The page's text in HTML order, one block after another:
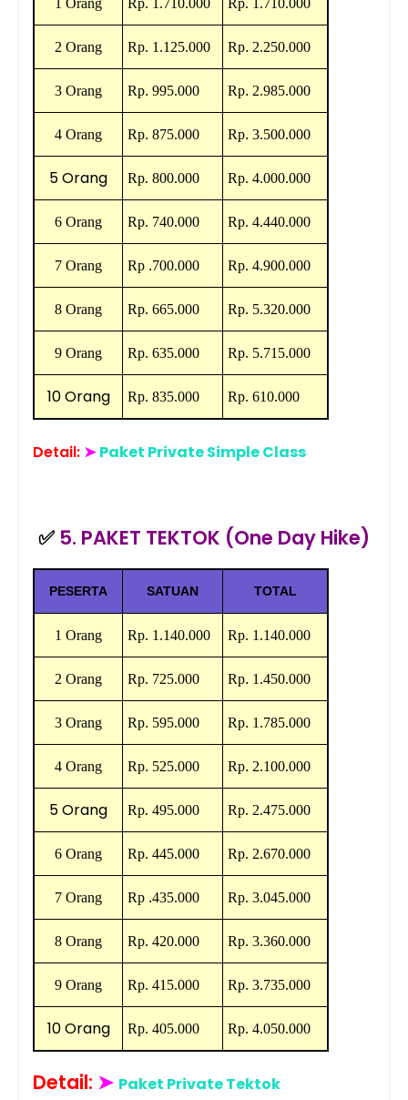
2 Orang Rp. 1.125.000 Rp. 2.250.000
3 Orang Rp. 995.000 Rp. 2.985.000
4 Orang Rp. 875.000 Rp. 3.500.000
5 Orang Rp. 800.000 Rp. 4.000.000
6 Orang Rp. 740.000 Rp. 4.440.000
7 Orang Rp .700.000 Rp. 4.900.000
8 Orang Rp. 665.000 Rp. 5.320.000
9 Orang Rp. 635.000 Rp. 5.715.000
10 Orang Rp. 835.000 Rp. 610.000
Detail: ➤Paket Private Simple Class
✅ 5. PAKET TEKTOK (One Day Hike)
PESERTA SATUAN TOTAL
1 Orang Rp. 1.140.000 Rp. 1.140.000
2 Orang Rp. 725.000 Rp. 1.450.000
3 Orang Rp. 595.000 Rp. 1.785.000
4 Orang Rp. 525.000 Rp. 2.100.000
5 Orang Rp. 495.000 Rp. 2.475.000
6 Orang Rp. 445.000 Rp. 2.670.000
7 Orang Rp .435.000 Rp. 3.045.000
8 Orang Rp. 420.000 Rp. 3.360.000
9 Orang Rp. 415.000 Rp. 3.735.000
10 Orang Rp. 405.000 Rp. 4.050.000
Detail: ➤ Paket Private Tektok